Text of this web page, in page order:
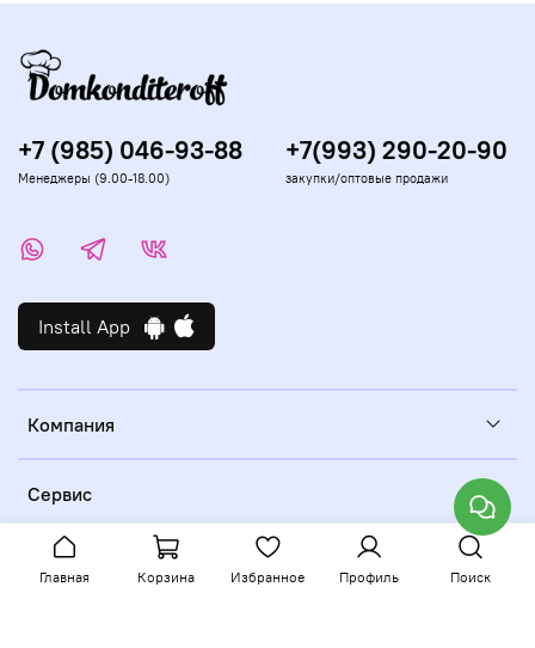
Компания
Сервис
Install App
+7 (985) 046-93-88
Менеджеры (9.00-18.00)
+7(993) 290-20-90
закупки/оптовые продажи
Главная Корзина Избранное Профиль Поиск